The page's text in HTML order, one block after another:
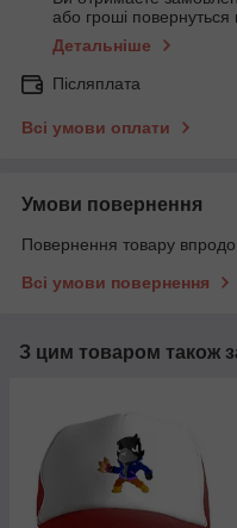
або гроші повернуться
Детальніше
Післяплата
Всі умови оплати
Умови повернення
Повернення товару
Всі умови повернення
З цим товаром також